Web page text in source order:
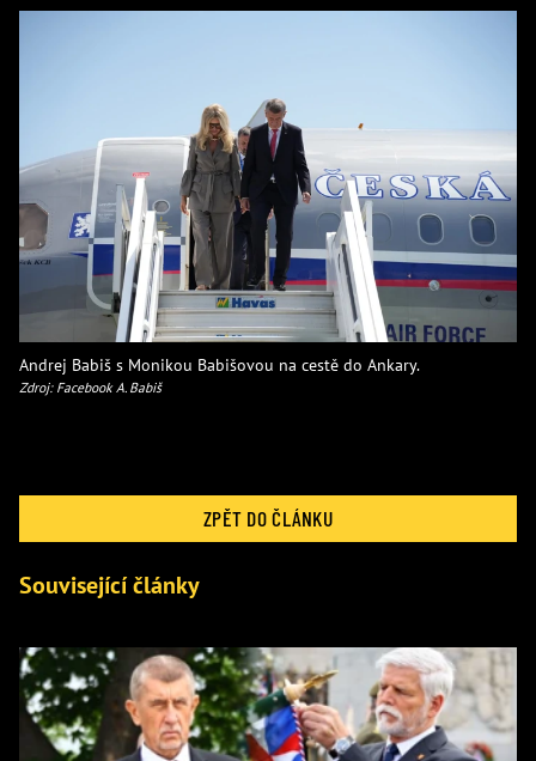
Andrej Babiš s Monikou Babišovou na cestě do Ankary.
Zdroj: Facebook A. Babiš
ZPĚT DO ČLÁNKU
Související články